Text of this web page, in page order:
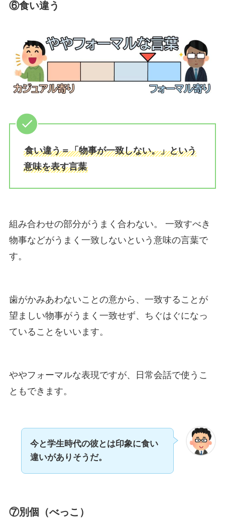
⑥食い違う
食い違う＝「物事が一致しない。」という
意味を表す言葉
組み合わせの部分がうまく合わない。 一致すべき
物事などがうまく一致しないという意味の言葉で
す。
歯がかみあわないことの意から、一致することが
望ましい物事がうまく一致せず、ちぐはぐになっ
ていることをいいます。
ややフォーマルな表現ですが、日常会話で使うこ
ともできます。
今と学生時代の彼とは印象に食い
違いがありそうだ。
⑦別個（べっこ）